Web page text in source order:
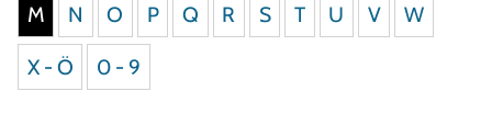
M
N O P Q R S T U V
W
X - Ö
0 - 9